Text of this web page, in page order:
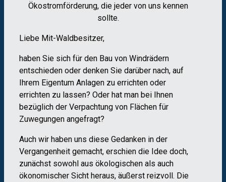
Ökostromförderung, die jeder von uns kennen
sollte.
Liebe Mit-Waldbesitzer,
haben Sie sich für den Bau von Windrädern
entschieden oder denken Sie darüber nach, auf
Ihrem Eigentum Anlagen zu errichten oder
errichten zu lassen? Oder hat man bei Ihnen
bezüglich der Verpachtung von Flächen für
Zuwegungen angefragt?
Auch wir haben uns diese Gedanken in der
Vergangenheit gemacht, erschien die Idee doch,
zunächst sowohl aus ökologischen als auch
ökonomischer Sicht heraus, äußerst reizvoll. Die